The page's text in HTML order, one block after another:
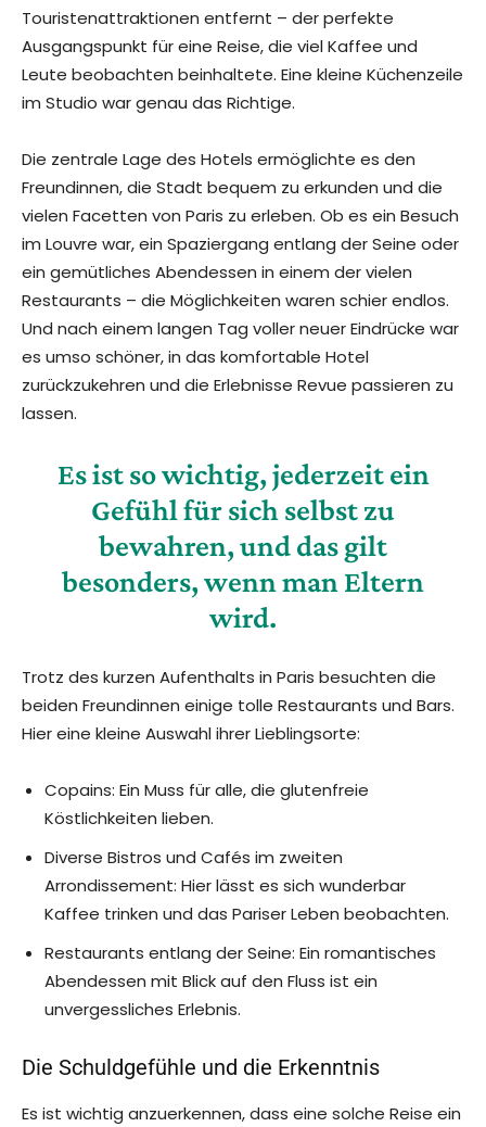
Touristenattraktionen entfernt – der perfekte
Ausgangspunkt für eine Reise, die viel Kaffee und
Leute beobachten beinhaltete. Eine kleine Küchenzeile
im Studio war genau das Richtige.
Die zentrale Lage des Hotels ermöglichte es den
Freundinnen, die Stadt bequem zu erkunden und die
vielen Facetten von Paris zu erleben. Ob es ein Besuch
im Louvre war, ein Spaziergang entlang der Seine oder
ein gemütliches Abendessen in einem der vielen
Restaurants – die Möglichkeiten waren schier endlos.
Und nach einem langen Tag voller neuer Eindrücke war
es umso schöner, in das komfortable Hotel
zurückzukehren und die Erlebnisse Revue passieren zu
lassen.
Es ist so wichtig, jederzeit ein
Gefühl für sich selbst zu
bewahren, und das gilt
besonders, wenn man Eltern
wird.
Trotz des kurzen Aufenthalts in Paris besuchten die
beiden Freundinnen einige tolle Restaurants und Bars.
Hier eine kleine Auswahl ihrer Lieblingsorte:
Copains: Ein Muss für alle, die glutenfreie
Köstlichkeiten lieben.
Diverse Bistros und Cafés im zweiten
Arrondissement: Hier lässt es sich wunderbar
Kaffee trinken und das Pariser Leben beobachten.
Restaurants entlang der Seine: Ein romantisches
Abendessen mit Blick auf den Fluss ist ein
unvergessliches Erlebnis.
Die Schuldgefühle und die Erkenntnis
Es ist wichtig anzuerkennen, dass eine solche Reise ein